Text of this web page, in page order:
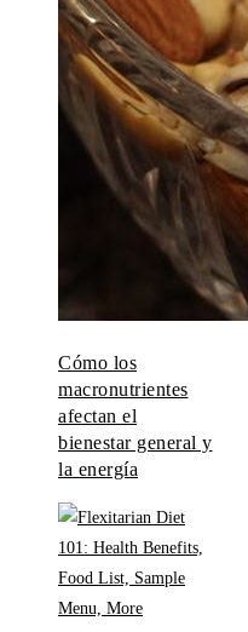
Cómo los
macronutrientes
afectan el
bienestar general y
la energía